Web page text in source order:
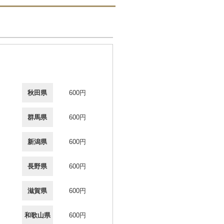
秋田県 600円
群馬県 600円
新潟県 600円
長野県 600円
滋賀県 600円
和歌山県 600円